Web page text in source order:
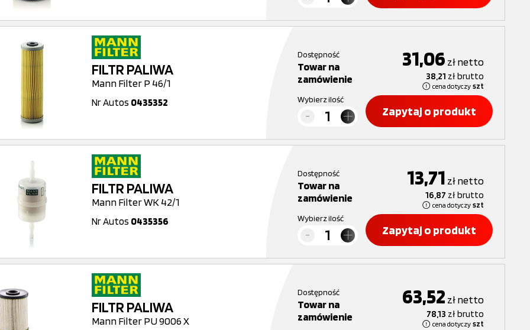
FILTR PALIWA
Mann Filter P 46/1
Nr Autos 0435352
Dostępność
Towar na
zamówienie
31,06 złnetto
38,21 złbrutto
cena dotyczy szt
Wybierz ilość
Zapytaj o produkt
FILTR PALIWA
Mann Filter WK 42/1
Nr Autos 0435356
Dostępność
Towar na
zamówienie
13,71 złnetto
16,87 złbrutto
cena dotyczy szt
Wybierz ilość
Zapytaj o produkt
FILTR PALIWA
Mann Filter PU 9006 X
Dostępność
Towar na
zamówienie
63,52 złnetto
78,13 złbrutto
cena dotyczy szt